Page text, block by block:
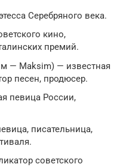
Серебряного века.
кино,
премий.
— Maksim) — известная
песен, продюсер.
певица России,
писательница,
советского